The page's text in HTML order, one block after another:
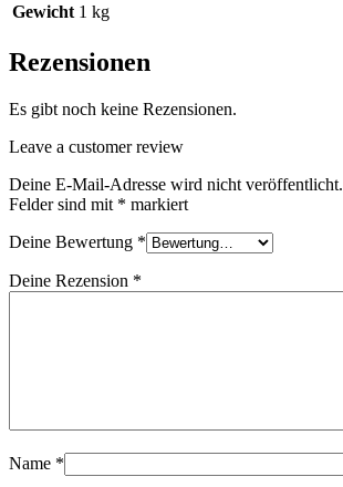
Gewicht 1 kg
Rezensionen
Es gibt noch keine Rezensionen.
Leave a customer review
Deine E-Mail-Adresse wird nicht veröffentlicht.
Felder sind mit * markiert
Deine Bewertung *
Deine Rezension *
Name *